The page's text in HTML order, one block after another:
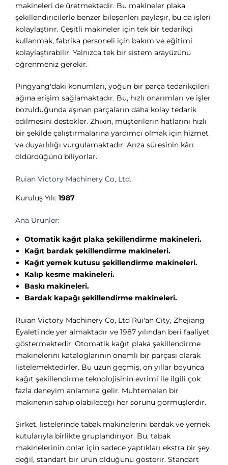
makineleri de üretmektedir. Bu makineler plaka
şekillendiricilerle benzer bileşenleri paylaşır, bu da işleri
kolaylaştırır. Çeşitli makineler için tek bir tedarikçi
kullanmak, fabrika personeli için bakım ve eğitimi
kolaylaştırabilir. Yalnızca tek bir sistem arayüzünü
öğrenmeniz gerekir.
Pingyang'daki konumları, yoğun bir parça tedarikçileri
ağına erişim sağlamaktadır. Bu, hızlı onarımları ve işler
bozulduğunda aşınan parçaların daha kolay tedarik
edilmesini destekler. Zhixin, müşterilerin hatlarını hızlı
bir şekilde çalıştırmalarına yardımcı olmak için hizmet
ve duyarlılığı vurgulamaktadır. Arıza süresinin kârı
öldürdüğünü biliyorlar.
Ruian Victory Machinery Co, Ltd.
Kuruluş Yılı: 1987
Ana Ürünler:
Otomatik kağıt plaka şekillendirme makineleri.
Kağıt bardak şekillendirme makineleri.
Kağıt yemek kutusu şekillendirme makineleri.
Kalıp kesme makineleri.
Baskı makineleri.
Bardak kapağı şekillendirme makineleri.
Ruian Victory Machinery Co, Ltd Rui'an City, Zhejiang
Eyaleti'nde yer almaktadır ve 1987 yılından beri faaliyet
göstermektedir. Otomatik kağıt plaka şekillendirme
makinelerini kataloglarının önemli bir parçası olarak
listelemektedirler. Bu uzun geçmiş, on yıllar boyunca
kağıt şekillendirme teknolojisinin evrimi ile ilgili çok
fazla deneyim anlamına gelir. Muhtemelen bir
makinenin sahip olabileceği her sorunu görmüşlerdir.
Şirket, listelerinde tabak makinelerini bardak ve yemek
kutularıyla birlikte gruplandırıyor. Bu, tabak
makinelerinin onlar için sadece yaptıkları ekstra bir şey
değil, standart bir ürün olduğunu gösterir. Standart